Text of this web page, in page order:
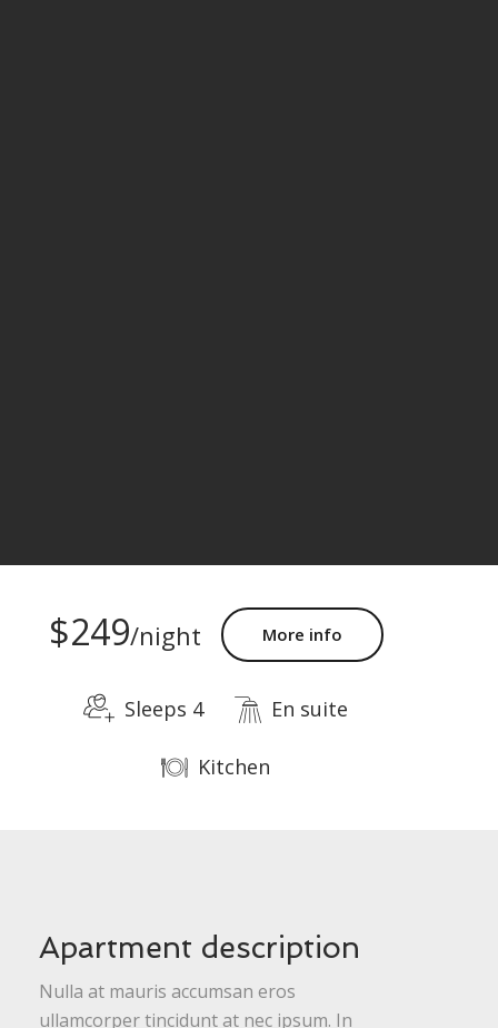
$249/night More info
Sleeps 4 En suite
Kitchen
Apartment description
Nulla at mauris accumsan eros
ullamcorper tincidunt at nec ipsum. In